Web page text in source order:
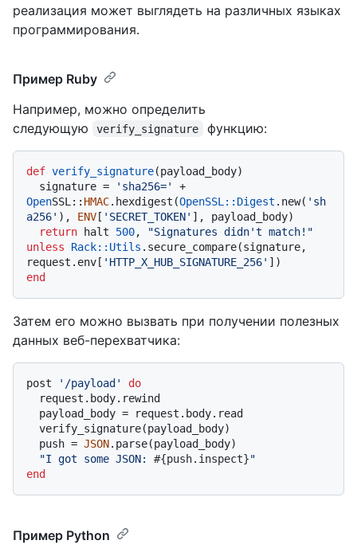
реализация может выглядеть на различных языках
программирования.
Пример Ruby
Например, можно определить
следующую
verify_signature функцию:
def verify_signature(payload_body)
  signature =
'sha256='
OpenSSL:: HMAC.hexdigest(OpenSSL::Digest .new( 'sh
a256' ), ENV [ 'SECRET_TOKEN' ], payload_body)
return halt 500,
"Signatures didn't match!"
unless
Rack: :Utils .secure_compare(signature,
request.env[ 'HTTP_X_HUB_SIGNATURE_256'
end
Затем его можно вызвать при получении полезных
данных веб-перехватчика:
post '/payload'
do
  push =
JSON.parse(payload_body)
"I got some JSON: #{push.inspect}"
end
Пример Python